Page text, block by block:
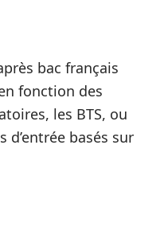
bac français
fonction des
les BTS, ou
basés sur